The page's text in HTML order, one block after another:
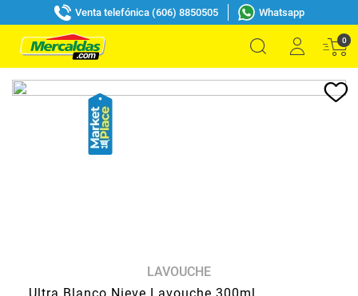
Venta telefónica (606) 8850505 Whatsapp
0
LAVOUCHE